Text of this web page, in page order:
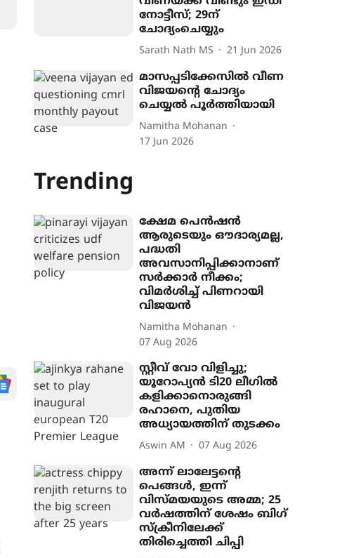
നോട്ടീസ്; 29ന്
ചോദ്യംചെയ്യും
Sarath Nath MS 21 Jun 2026
മാസപ്പടിക്കേസിൽ വീണ
വിജയന്‍റെ ചോദ്യം
ചെയ്യൽ പൂർത്തിയായി
Namitha Mohanan
17 Jun 2026
Trending
ക്ഷേമ പെൻഷൻ
ആരുടെയും ഔദാര്യമല്ല,
പദ്ധതി
അവസാനിപ്പിക്കാനാണ്
സർക്കാർ നീക്കം;
വിമർശിച്ച് പിണറായി
വിജയൻ
Namitha Mohanan
07 Aug 2026
സ്റ്റീവ് വോ വിളിച്ചു;
യൂറോപ‍്യൻ ടി20 ലീഗിൽ
കളിക്കാനൊരുങ്ങി
രഹാനെ, പുതിയ
അധ‍്യായത്തിന് തുടക്കം
Aswin AM 07 Aug 2026
അന്ന് ലാലേട്ടന്‍റെ
പെങ്ങൾ, ഇന്ന്
വിസ്മയയുടെ അമ്മ; 25
വർഷത്തിന് ശേഷം ബിഗ്
സ്ക്രീനിലേക്ക്
തിരിച്ചെത്തി ചിപ്പി